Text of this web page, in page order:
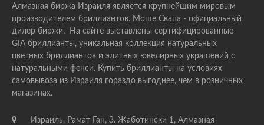
Алмазная биржа Израиля является крупнейшим мировым
производителем бриллиантов. Моше Скапа - официальный
дилер биржи. На сайте выставлены сертифицированные
GIA бриллианты, уникальная коллекция натуральных
цветных бриллиантов и элитных ювелирных украшений с
натуральными фенси. Купить бриллианты на условиях
самовывоза из Израиля гораздо выгоднее, чем в розничных
магазинах.
Израиль, Рамат Ган, З. Жаботински 1, Алмазная